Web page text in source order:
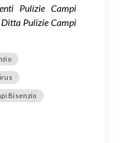
Pulizie Campi
Ditta Pulizie Campi
Bisenzio